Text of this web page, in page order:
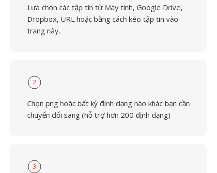
Lựa chọn các tập tin từ Máy tính, Google Drive,
Dropbox, URL hoặc bằng cách kéo tập tin vào
trang này.
2
Chọn png hoặc bất kỳ định dạng nào khác bạn cần
chuyển đổi sang (hỗ trợ hơn 200 định dạng)
3